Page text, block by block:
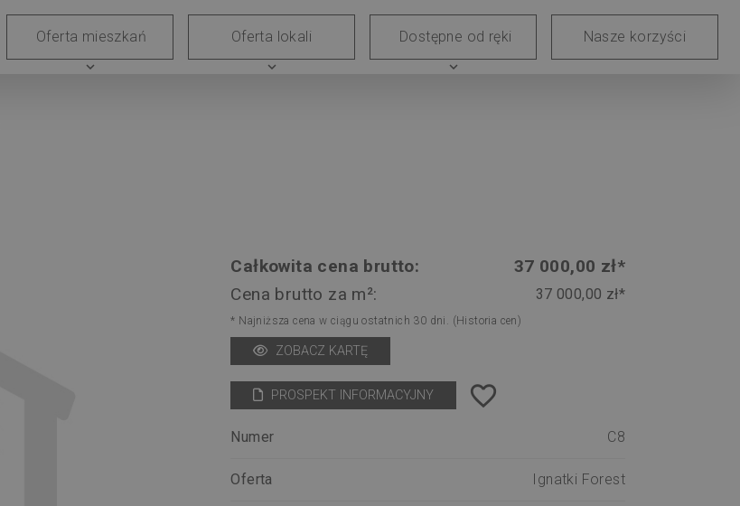
Generalne
Współpraca
Kariera
Relacje
Blog
Oferta mieszkań
expand_more
Oferta lokali
expand_more
Dostępne od ręki
expand_more
Nasze korzyści
Całkowita cena brutto:
37 000,00 zł*
Cena brutto za m²:
37 000,00 zł*
* Najniższa cena w ciągu ostatnich 30 dni. (Historia cen)
ZOBACZ KARTĘ
PROSPEKT INFORMACYJNY favorite_border
Numer C8
Oferta Ignatki Forest